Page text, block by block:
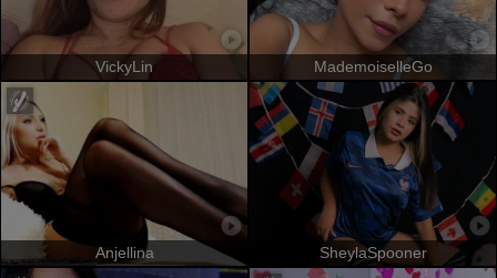
VickyLin MademoiselleGo
Anjellina SheylaSpooner